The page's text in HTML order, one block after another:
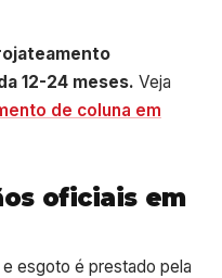
12-24 meses. Veja
de coluna em
oficiais em
esgoto é prestado pela